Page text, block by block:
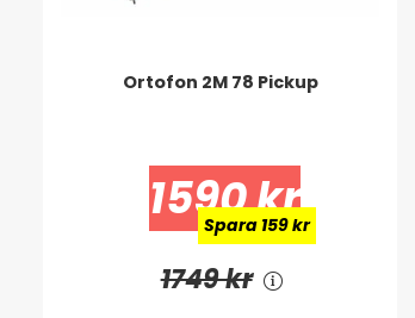
Ortofon 2M 78 Pickup
1590 kr
Spara 159 kr
1749 kr